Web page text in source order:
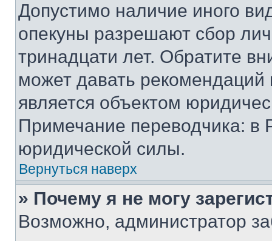
Допустимо наличие иного
опекуны разрешают сбор
тринадцати лет. Обратите
может давать
является объектом
Примечание переводчика: в
юридической силы.
Вернуться наверх
» Почему я не могу
Возможно, администратор